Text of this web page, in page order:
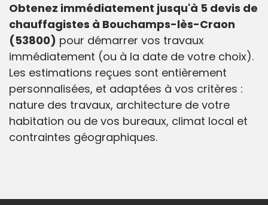
Obtenez immédiatement jusqu'à 5 devis de
chauffagistes à Bouchamps-lès-Craon
(53800) pour démarrer vos travaux
immédiatement (ou à la date de votre choix).
Les estimations reçues sont entièrement
personnalisées, et adaptées à vos critères :
nature des travaux, architecture de votre
habitation ou de vos bureaux, climat local et
contraintes géographiques.